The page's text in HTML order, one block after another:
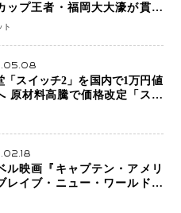
ップ王者・福岡大大濠が貫禄
ト
「スイッチ2」を国内で1万円値
原材料高騰で価格改定「スイ
ンライン」も引き上げ
ル映画『キャプテン・アメリ
レイブ・ニュー・ワールド』
ック・ウィドウ役のシラ・ハー